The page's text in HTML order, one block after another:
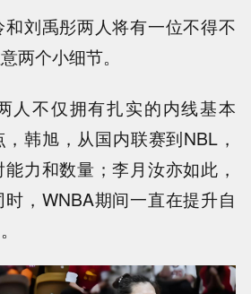
刘禹彤两人将有一位不得不
两个小细节。
人不仅拥有扎实的内线基本
韩旭，从国内联赛到NBL，
力和数量；李月汝亦如此，
，WNBA期间一直在提升自